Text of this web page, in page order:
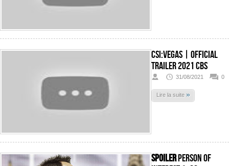
Csi:vegas | Official
Trailer 2021 CBS
31/08/2021 0
Lire la suite »
SPOILERPerson of